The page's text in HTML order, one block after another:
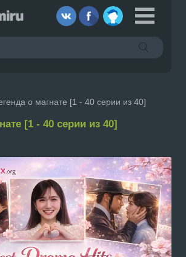
о магнате [1 - 40 серии из 40]
[1 - 40 серии из 40]